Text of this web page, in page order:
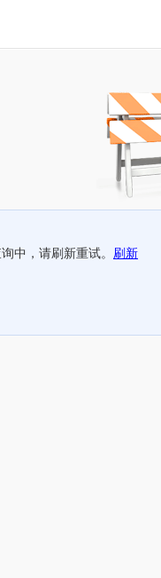
中，请刷新重试。 刷新